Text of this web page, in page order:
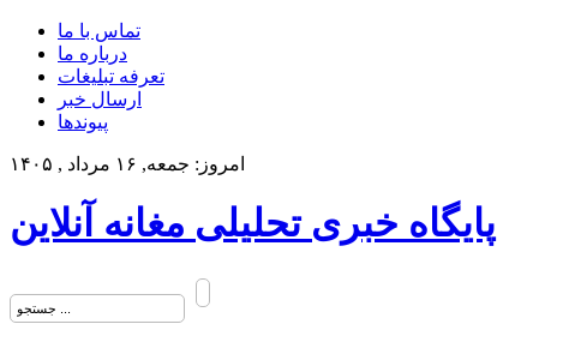
تماس با ما
درباره ما
تعرفه تبلیغات
ارسال خبر
پیوندها
امروز: جمعه, ۱۶ مرداد , ۱۴۰۵
پایگاه خبری تحلیلی مغانه آنلاین